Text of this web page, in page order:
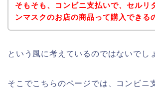
そもそも、コンビニ支払いで、セルリ
ンマスクのお店の商品って購入できる
という風に考えているのではないでし
そこでこちらのページでは、コンビニ